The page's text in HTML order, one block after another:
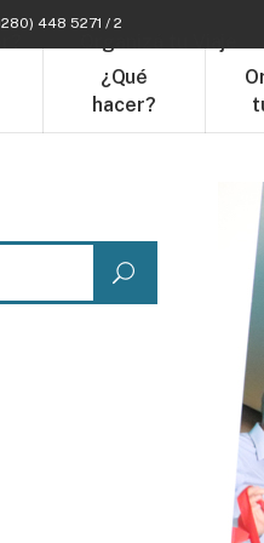
448 5271 / 2
¿Qué
hacer?